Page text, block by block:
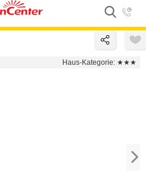
Haus-Kategorie: ★★★